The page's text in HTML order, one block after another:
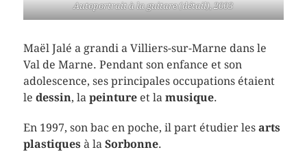
Autoportrait à la guitare (détail), 2003
Maël Jalé a grandi a Villiers-sur-Marne dans le
Val de Marne. Pendant son enfance et son
adolescence, ses principales occupations étaient
le dessin, la peintureet la musique.
En 1997, son bac en poche, il part étudier les arts
plastiques à la Sorbonne.